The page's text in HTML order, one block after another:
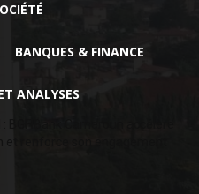
BANQUES & FINANCE
ANALYSES